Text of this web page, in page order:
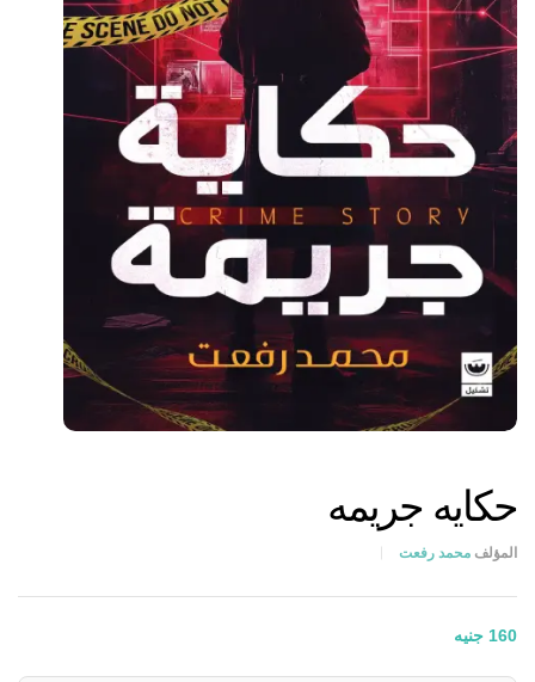
حكايه جريمه
المؤلف محمد رفعت
160 جنيه